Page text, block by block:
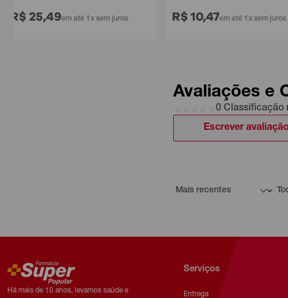
R$ 25,49em até 1x sem juros R$ 10,47em até 1x sem juros
Avaliações e
0 Classificação
Escrever avaliação
Há mais de 10 anos, levamos saúde e
Serviços
Entrega